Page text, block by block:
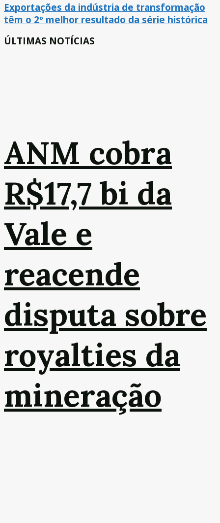
Exportações da indústria de transformação
têm o 2º melhor resultado da série histórica
ÚLTIMAS NOTÍCIAS
ANM cobra
R$17,7 bi da
Vale e
reacende
disputa sobre
royalties da
mineração